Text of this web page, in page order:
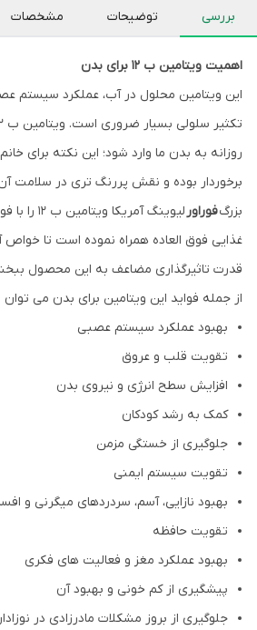
بررسی توضیحات مشخصات
اهمیت ویتامین ب 12 برای بدن
این ویتامین محلول در آب، عملکرد سیستم
روزانه به بدن ما وارد شود؛ این نکته برای
برخوردار بوده و نقش پررنگ تری در سلامت آن
بزرگفوراور
لیوینگ
غذایی فوق العاده همراه نموده است تا خواص
قدرت تاثیرگذاری مضاعف به این محصول
از جمله فواید این ویتامین برای بدن می توان
بهبود عملکرد سیستم عصبی
تقویت قلب و عروق
افزایش سطح انرژی و نیروی بدن
کمک به رشد کودکان
جلوگیری از خستگی مزمن
تقویت سیستم ایمنی
بهبود نازایی، آسم، سردردهای میگرنی و
تقویت حافظه
بهبود عملکرد مغز و فعالیت های فکری
پیشگیری از کم خونی و بهبود آن
جلوگیری از بروز مشکلات مادرزادی در